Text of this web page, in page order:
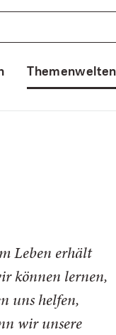
Themenwelten
Leben erhält
können lernen,
uns helfen,
wir unsere